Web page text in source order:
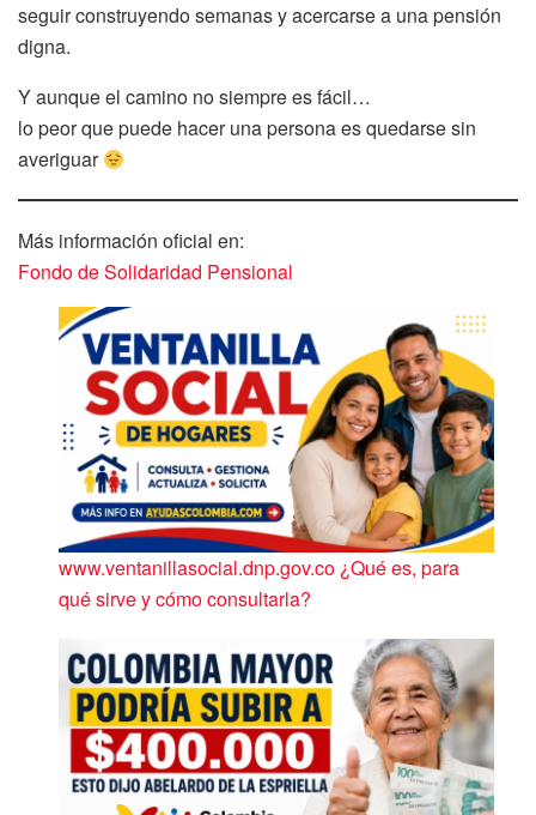
seguir construyendo semanas y acercarse a una pensión
digna.
Y aunque el camino no siempre es fácil…
lo peor que puede hacer una persona es quedarse sin
averiguar
Más información oficial en:
Fondo de Solidaridad Pensional
www.ventanillasocial.dnp.gov.co ¿Qué es, para
qué sirve y cómo consultarla?